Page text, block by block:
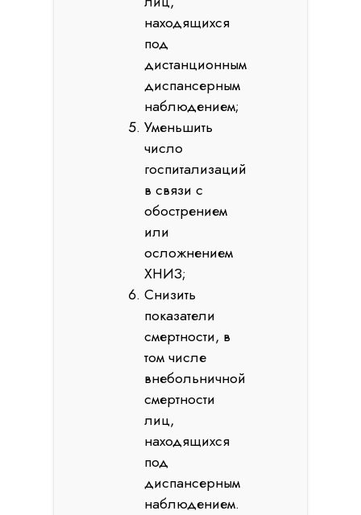
находящихся
под
дистанционным
диспансерным
наблюдением;
Уменьшить
число
госпитализаций
в связи с
обострением
или
осложнением
ХНИЗ;
Снизить
показатели
смертности, в
том числе
внебольничной
смертности
лиц,
находящихся
под
диспансерным
наблюдением.